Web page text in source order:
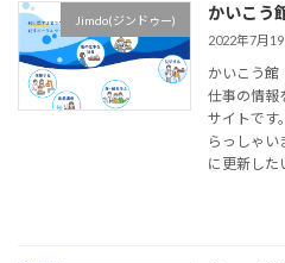
Jimdo(ジンドゥー) かいこう
2022年7月19
かいこう館
仕事の情報
サイトです
らっしゃい
に更新した